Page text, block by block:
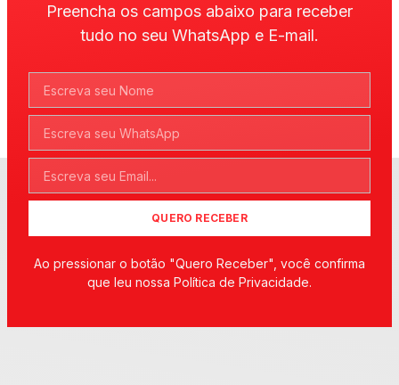
Preencha os campos abaixo para receber
tudo no seu WhatsApp e E-mail.
QUERO RECEBER
Ao pressionar o botão "Quero Receber", você confirma
que leu nossa Política de Privacidade.